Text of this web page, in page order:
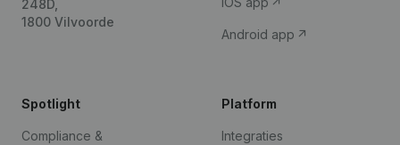
248D,
1800 Vilvoorde
Android app
Spotlight
Compliance &
Platform
Integraties